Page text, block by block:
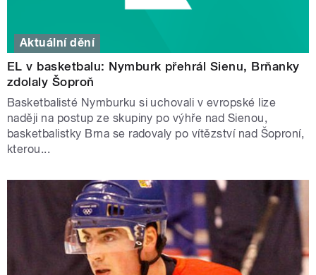
Aktuální dění
EL v basketbalu: Nymburk přehrál Sienu, Brňanky
zdolaly Šoproň
Basketbalisté Nymburku si uchovali v evropské lize
naději na postup ze skupiny po výhře nad Sienou,
basketbalistky Brna se radovaly po vítězství nad Šoproní,
kterou...